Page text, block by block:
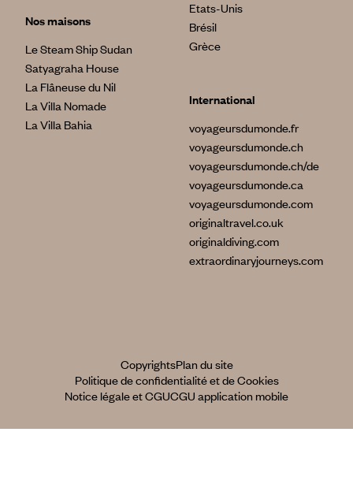
Nos maisons
Le Steam Ship Sudan
Satyagraha House
La Flâneuse du Nil
La Villa Nomade
La Villa Bahia
Etats-Unis
Brésil
Grèce
International
voyageursdumonde.fr
voyageursdumonde.ch
voyageursdumonde.ch/de
voyageursdumonde.ca
voyageursdumonde.com
originaltravel.co.uk
originaldiving.com
extraordinaryjourneys.com
CopyrightsPlan du site
Politique de confidentialité et de Cookies
Notice légale et CGUCGU application mobile